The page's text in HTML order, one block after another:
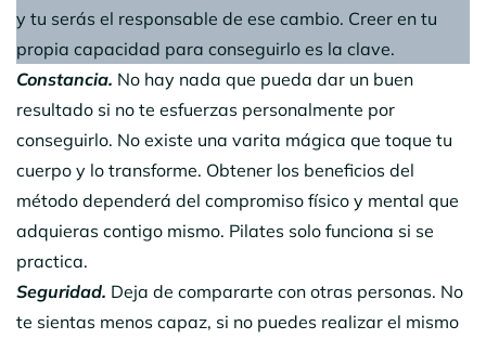
y tu serás el responsable de ese cambio. Creer en tu
propia capacidad para conseguirlo es la clave.
Constancia. No hay nada que pueda dar un buen
resultado si no te esfuerzas personalmente por
conseguirlo. No existe una varita mágica que toque tu
cuerpo y lo transforme. Obtener los beneficios del
método dependerá del compromiso físico y mental que
adquieras contigo mismo. Pilates solo funciona si se
practica.
Seguridad. Deja de compararte con otras personas. No
te sientas menos capaz, si no puedes realizar el mismo